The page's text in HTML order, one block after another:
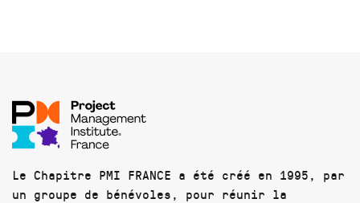
Le Chapitre PMI FRANCE a été créé en 1995, par
un groupe de bénévoles, pour réunir la